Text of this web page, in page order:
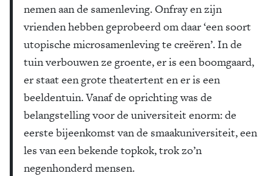
nemen aan de samenleving. Onfray en zijn
vrienden hebben geprobeerd om daar ‘een soort
utopische microsamenleving te creëren’. In de
tuin verbouwen ze groente, er is een boomgaard,
er staat een grote theatertent en er is een
beeldentuin. Vanaf de oprichting was de
belangstelling voor de universiteit enorm: de
eerste bijeenkomst van de smaakuniversiteit, een
les van een bekende topkok, trok zo’n
negenhonderd mensen.